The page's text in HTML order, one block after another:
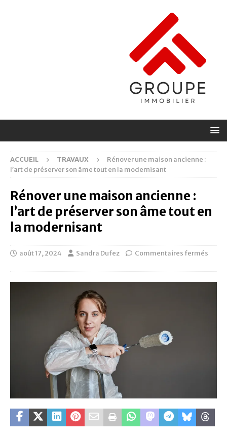
ACCUEIL TRAVAUX
Rénover une maison ancienne :
l’art de préserver son âme tout en la modernisant
Rénover une maison ancienne :
l’art de préserver son âme tout en
la modernisant
août 17, 2024 Sandra Dufez Commentaires fermés